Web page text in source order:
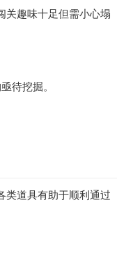
关趣味十足但需小心塌
待挖掘。
类道具有助于顺利通过